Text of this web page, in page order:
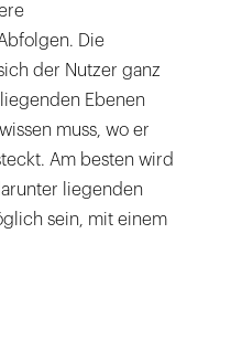
Die
der Nutzer ganz
Ebenen
muss, wo er
Am besten wird
liegenden
sein, mit einem